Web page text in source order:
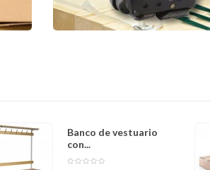
Banco de vestuario
con...